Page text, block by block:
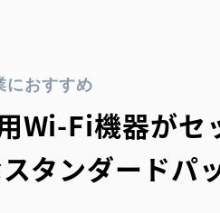
におすすめ
Wi-Fi機器がセ
タンダードパ